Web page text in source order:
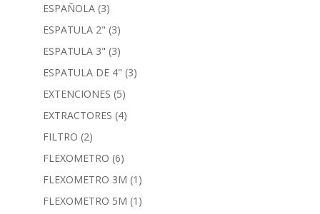
ESPAÑOLA (3)
ESPATULA 2" (3)
ESPATULA 3" (3)
ESPATULA DE 4" (3)
EXTENCIONES (5)
EXTRACTORES (4)
FILTRO (2)
FLEXOMETRO (6)
FLEXOMETRO 3M (1)
FLEXOMETRO 5M (1)